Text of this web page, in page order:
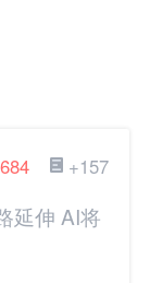
+157
延伸 AI将